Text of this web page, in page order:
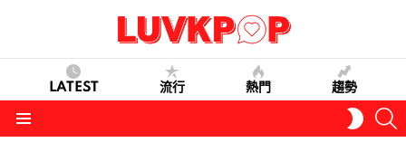
LATEST 流行 熱門 趨勢
SKIN